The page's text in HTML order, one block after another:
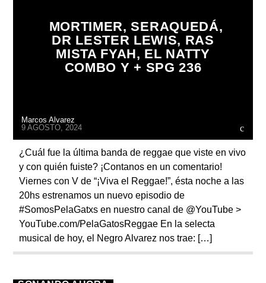
MORTIMER, SERAQUEDÁ,
DR LESTER LEWIS, RAS
MISTA FYAH, EL NATTY
COMBO Y + SPG 236
Marcos Alvarez
9 AGOSTO, 2024
¿Cuál fue la última banda de reggae que viste en vivo
y con quién fuiste? ¡Contanos en un comentario!
Viernes con V de “¡Viva el Reggae!”, ésta noche a las
20hs estrenamos un nuevo episodio de
#SomosPelaGatxs en nuestro canal de @YouTube >
YouTube.com/PelaGatosReggae En la selecta
musical de hoy, el Negro Alvarez nos trae: […]